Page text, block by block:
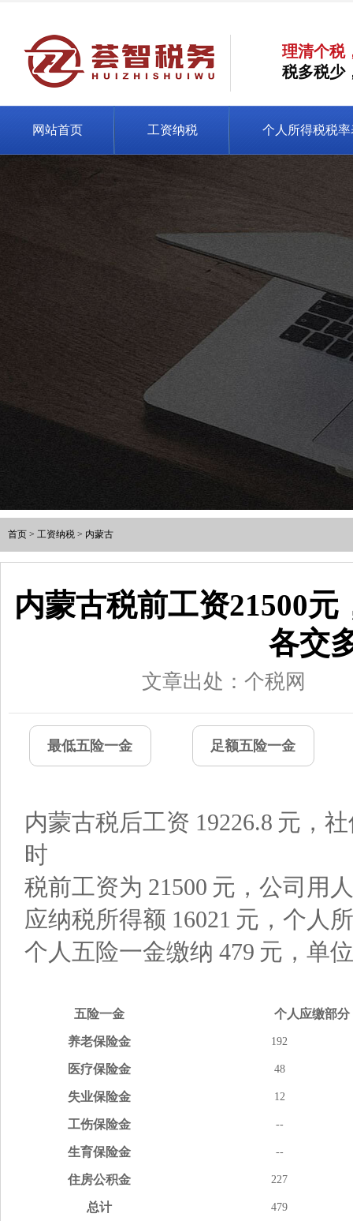
理清个税
税多税少
网站首页 工资纳税 个人所得税税率
首页 > 工资纳税 > 内蒙古
内蒙古税前工资21500
各交
文章出处：个税网
最低五险一金 足额五险一金
内蒙古税后工资 19226.8 元，
时
税前工资为 21500 元，公司用
应纳税所得额 16021 元，个人
个人五险一金缴纳 479 元，单
五险一金 个人应缴部分
养老保险金 192
医疗保险金 48
失业保险金 12
工伤保险金 --
生育保险金 --
住房公积金 227
总计 479